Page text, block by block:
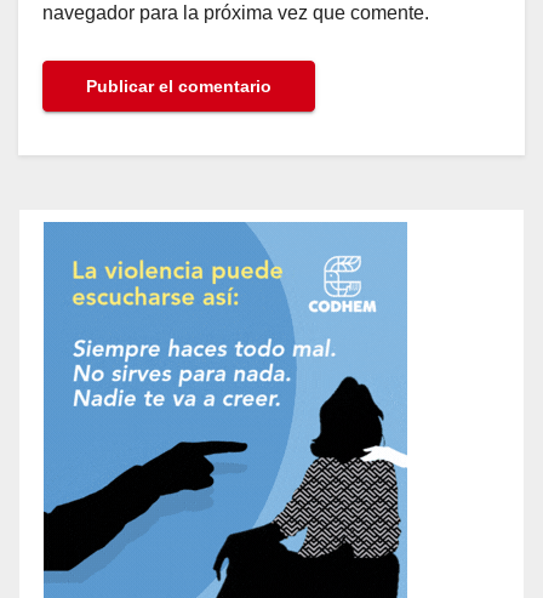
navegador para la próxima vez que comente.